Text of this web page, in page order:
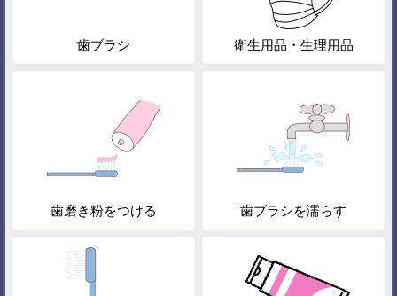
歯ブラシ 衛生用品・生理用品
歯磨き粉をつける 歯ブラシを濡らす